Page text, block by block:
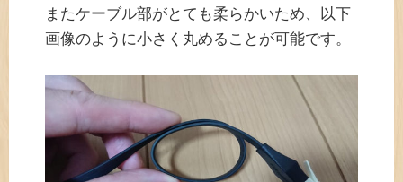
またケーブル部がとても柔らかいため、以下
画像のように小さく丸めることが可能です。